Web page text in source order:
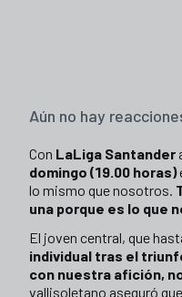
Aún no hay
Con LaLiga Santander
domingo (19.00 horas)
lo mismo que nosotros.
una porque es lo que
El joven central, que
individual tras el
con nuestra afición,
vallisoletano aseguró que